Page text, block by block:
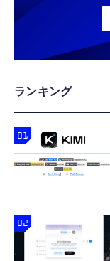
ランキング